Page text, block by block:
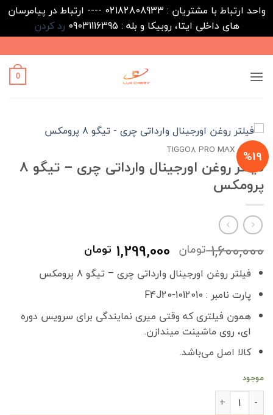
واحد ارتباط با مشتریان : 02182808933 ---- ارتباط در پیامرسان
های داخلی ایتا، روبیکا و بله : 09031116395
رد کردن
to
content
0
%19
خانه /
TIGGO8 PRO MAX
فیلتر روغن اورجینال وارداتی چری – تیگو 8
پرومکس
1,600,000 تومان قیمت
اصلی
1,600,000 تومان
بود.
1,299,000 تومان
فعلی فیلتر روغن اورجینال وارداتی چری – تیگو 8 پرومکس
پارت نامبر : 1012010-F4J20
همون فیلتری که وقتی میری نمایندگی برای سرویس دوره
ای، روی ماشینت میندازن.
کالا اصل می‌باشد.
موجود
فیلتر روغن اورجینال وارداتی چری - تیگو 8 پرومکس عدد